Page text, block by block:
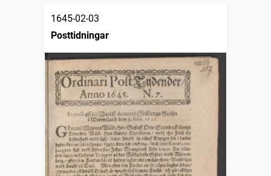
1645-02-03
Posttidningar